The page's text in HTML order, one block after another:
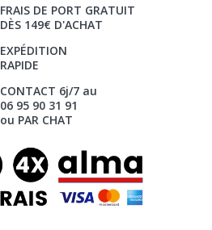
FRAIS DE PORT GRATUIT
DÈS 149€ D'ACHAT
EXPÉDITION
RAPIDE
CONTACT 6j/7 au
06 95 90 31 91
ou PAR CHAT